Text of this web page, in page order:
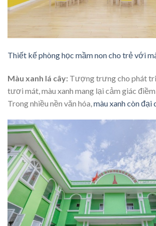
Thiết kế phòng học mầm non cho trẻ với
Màu xanh lá cây: Tượng trưng cho phát
tươi mát, màu xanh mang lại cảm giác điềm
Trong nhiều nền văn hóa, màu xanh còn đại